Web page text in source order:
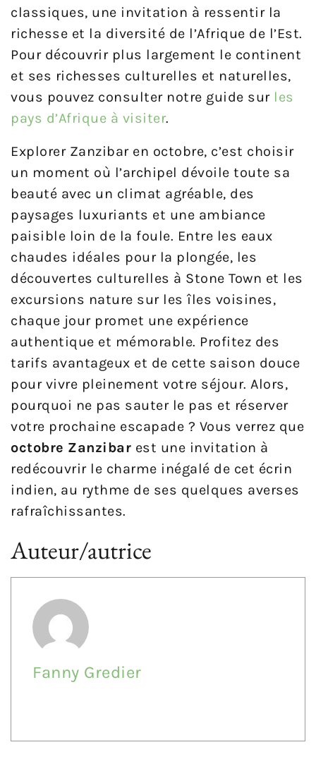
classiques, une invitation à ressentir la
richesse et la diversité de l’Afrique de l’Est.
Pour découvrir plus largement le continent
et ses richesses culturelles et naturelles,
vous pouvez consulter notre guide sur les
pays d’Afrique à visiter.
Explorer Zanzibar en octobre, c’est choisir
un moment où l’archipel dévoile toute sa
beauté avec un climat agréable, des
paysages luxuriants et une ambiance
paisible loin de la foule. Entre les eaux
chaudes idéales pour la plongée, les
découvertes culturelles à Stone Town et les
excursions nature sur les îles voisines,
chaque jour promet une expérience
authentique et mémorable. Profitez des
tarifs avantageux et de cette saison douce
pour vivre pleinement votre séjour. Alors,
pourquoi ne pas sauter le pas et réserver
votre prochaine escapade ? Vous verrez que
octobre Zanzibar est une invitation à
redécouvrir le charme inégalé de cet écrin
indien, au rythme de ses quelques averses
rafraîchissantes.
Auteur/autrice
Fanny Gredier